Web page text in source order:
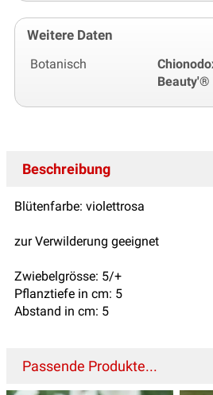
Weitere Daten
Botanisch
Beauty'®
Beschreibung
Blütenfarbe: violettrosa
zur Verwilderung geeignet
Zwiebelgrösse: 5/+
Pflanztiefe in cm: 5
Abstand in cm: 5
Passende Produkte...